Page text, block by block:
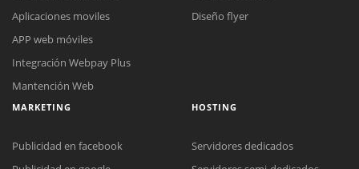
Aplicaciones moviles
APP web móviles
Integración Webpay Plus
Mantención Web
Diseño flyer
MARKETING
Publicidad en facebook
HOSTING
Servidores dedicados